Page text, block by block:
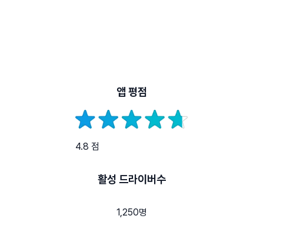
앱 평점
4.8 점
활성 드라이버수
1,250명